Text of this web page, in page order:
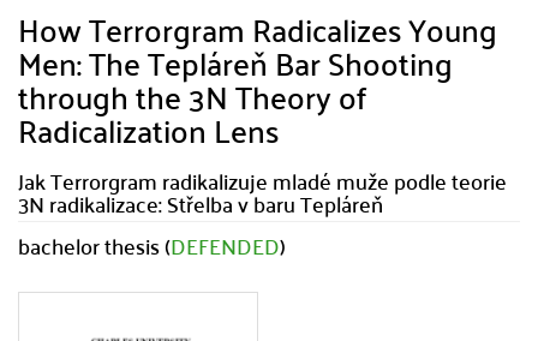
How Terrorgram Radicalizes Young
Men: The Tepláreň Bar Shooting
through the 3N Theory of
Radicalization Lens
Jak Terrorgram radikalizuje mladé muže podle teorie
3N radikalizace: Střelba v baru Tepláreň
bachelor thesis (DEFENDED)